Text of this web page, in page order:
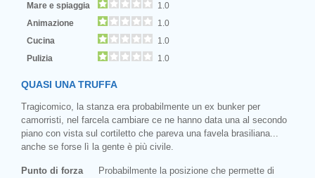
Mare e spiaggia
1.0
Animazione
1.0
Cucina
1.0
Pulizia
1.0
QUASI UNA TRUFFA
Tragicomico, la stanza era probabilmente un ex bunker per
camorristi, nel farcela cambiare ce ne hanno data una al secondo
piano con vista sul cortiletto che pareva una favela brasiliana...
anche se forse lì la gente è più civile.
Punto di forza
Probabilmente la posizione che permette di